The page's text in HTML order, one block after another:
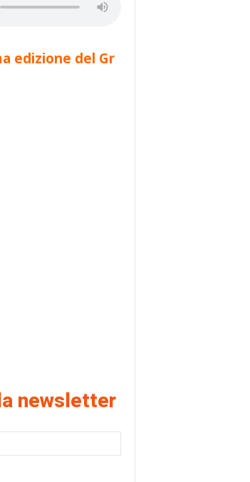
edizione del Gr
newsletter